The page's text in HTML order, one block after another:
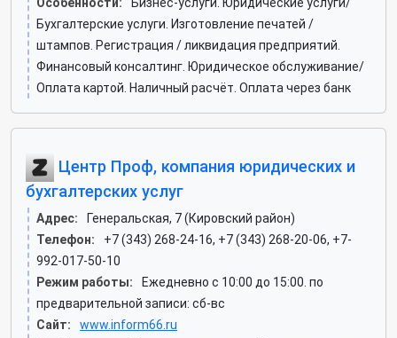
Бухгалтерские услуги. Изготовление печатей /
штампов. Регистрация / ликвидация предприятий.
Финансовый консалтинг. Юридическое обслуживание/
Оплата картой. Наличный расчёт. Оплата через банк
Центр Проф, компания юридических и
бухгалтерских услуг
Адрес:
Генеральская, 7 (Кировский район)
Телефон:
+7 (343) 268-24-16, +7 (343) 268-20-06, +7-
992-017-50-10
Режим работы:
Ежедневно с 10:00 до 15:00. по
предварительной записи: сб-вс
Сайт:
www.inform66.ru